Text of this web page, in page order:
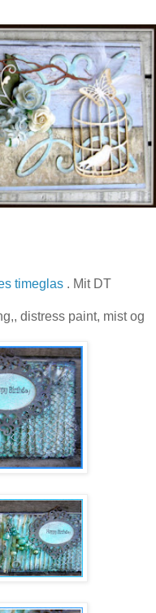
timeglas . Mit DT
distress paint, mist og